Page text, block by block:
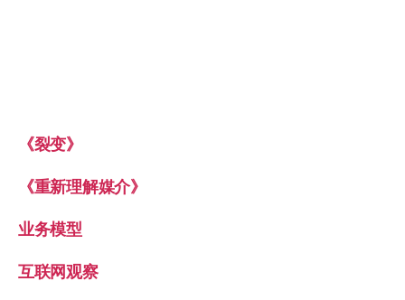
《裂变》
《重新理解媒介》
业务模型
互联网观察